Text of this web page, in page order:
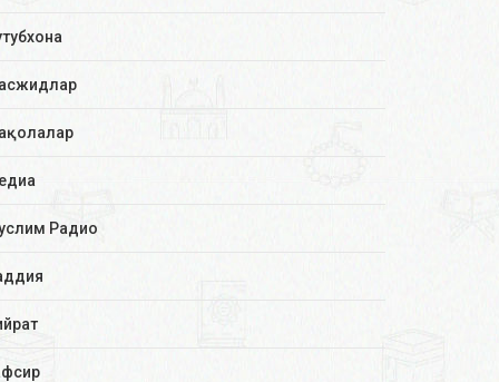
Радио